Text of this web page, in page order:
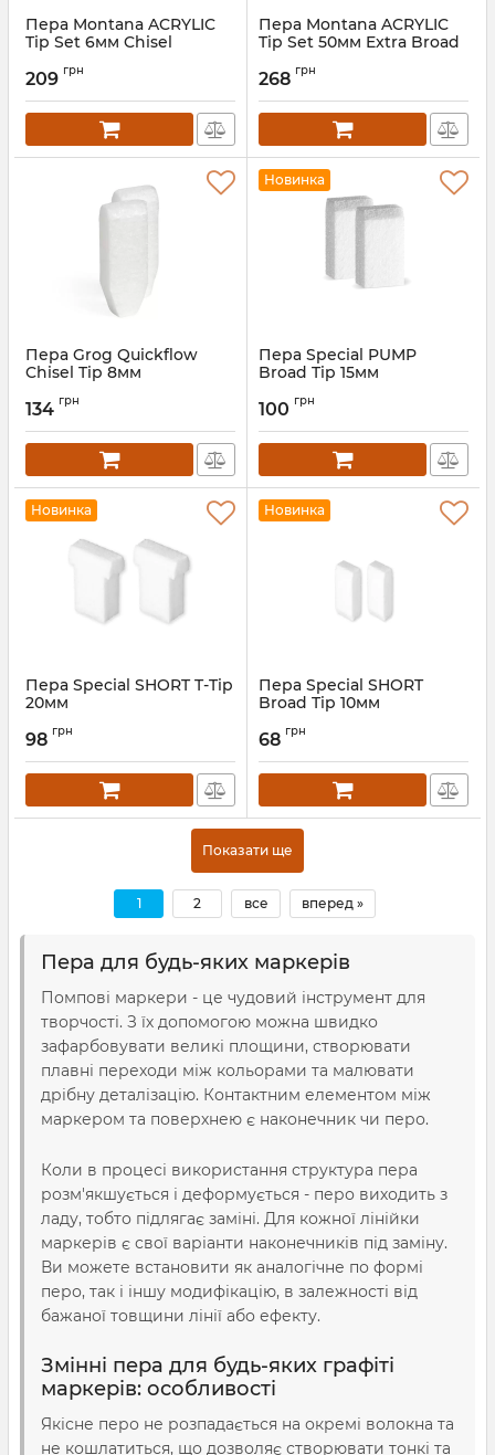
Пера Montana ACRYLIC
Tip Set 6мм Chisel
209 грн
Пера Montana ACRYLIC
Tip Set 50мм Extra Broad
268 грн
Пера Grog Quickflow
Chisel Tip 8мм
134 грн
Новинка
Пера Special PUMP
Broad Tip 15мм
100 грн
Новинка
Пера Special SHORT T-Tip
20мм
98 грн
Новинка
Пера Special SHORT
Broad Tip 10мм
68 грн
Показати ще
1 2 все вперед »
Пера для будь-яких маркерів
Помпові маркери - це чудовий інструмент для
творчості. З їх допомогою можна швидко
зафарбовувати великі площини, створювати
плавні переходи між кольорами та малювати
дрібну деталізацію. Контактним елементом між
маркером та поверхнею є наконечник чи перо.
Коли в процесі використання структура пера
розм'якшується і деформується - перо виходить з
ладу, тобто підлягає заміні. Для кожної лінійки
маркерів є свої варіанти наконечників під заміну.
Ви можете встановити як аналогічне по формі
перо, так і іншу модифікацію, в залежності від
бажаної товщини лінії або ефекту.
Змінні пера для будь-яких графіті
маркерів: особливості
Якісне перо не розпадається на окремі волокна та
не кошлатиться, що дозволяє створювати тонкі та